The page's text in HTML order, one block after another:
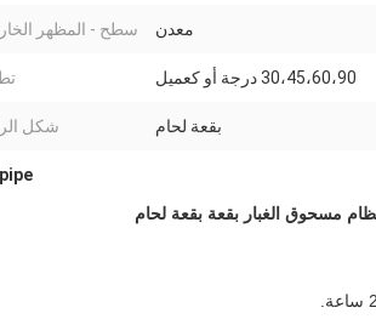
معدن سطح - المظهر
30،45،60،90 درجة أو كعميل
بقعة لحام شكل
مسحوق الغبار بقعة بقعة لحام